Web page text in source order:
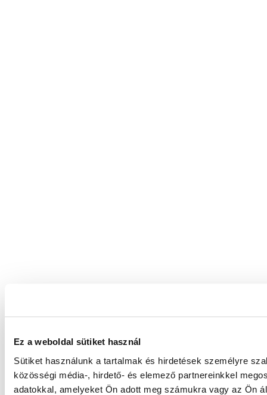
Ez a weboldal sütiket használ
Sütiket használunk a tartalmak és hirdetések személyre
közösségi média-, hirdető- és elemező partnereinkkel
adatokkal, amelyeket Ön adott meg számukra vagy az Ön